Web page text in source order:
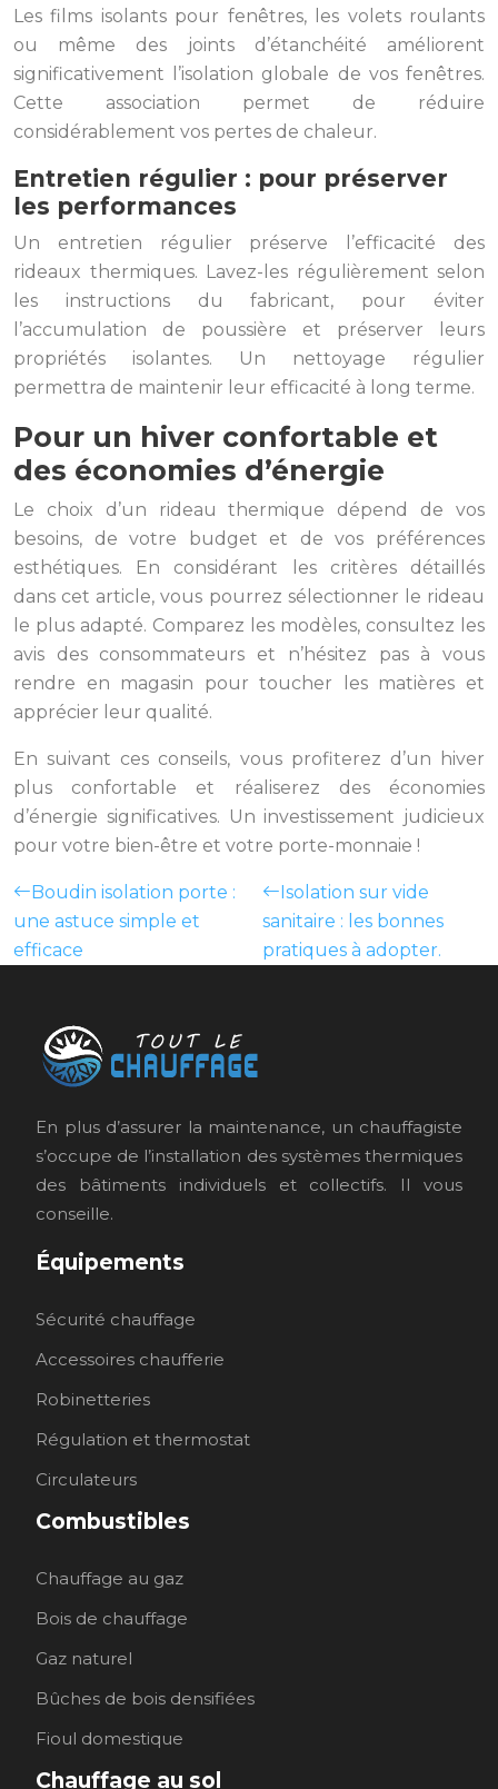
Les films isolants pour fenêtres, les volets roulants
ou même des joints d’étanchéité améliorent
significativement l’isolation globale de vos fenêtres.
Cette association permet de réduire
considérablement vos pertes de chaleur.
Entretien régulier : pour préserver
les performances
Un entretien régulier préserve l’efficacité des
rideaux thermiques. Lavez-les régulièrement selon
les instructions du fabricant, pour éviter
l’accumulation de poussière et préserver leurs
propriétés isolantes. Un nettoyage régulier
permettra de maintenir leur efficacité à long terme.
Pour un hiver confortable et
des économies d’énergie
Le choix d’un rideau thermique dépend de vos
besoins, de votre budget et de vos préférences
esthétiques. En considérant les critères détaillés
dans cet article, vous pourrez sélectionner le rideau
le plus adapté. Comparez les modèles, consultez les
avis des consommateurs et n’hésitez pas à vous
rendre en magasin pour toucher les matières et
apprécier leur qualité.
En suivant ces conseils, vous profiterez d’un hiver
plus confortable et réaliserez des économies
d’énergie significatives. Un investissement judicieux
pour votre bien-être et votre porte-monnaie !
Boudin isolation porte :
une astuce simple et
efficace
Isolation sur vide
sanitaire : les bonnes
pratiques à adopter.
En plus d’assurer la maintenance, un chauffagiste
s’occupe de l’installation des systèmes thermiques
des bâtiments individuels et collectifs. Il vous
conseille.
Équipements
Sécurité chauffage
Accessoires chaufferie
Robinetteries
Régulation et thermostat
Circulateurs
Combustibles
Chauffage au gaz
Bois de chauffage
Gaz naturel
Bûches de bois densifiées
Fioul domestique
Chauffage au sol